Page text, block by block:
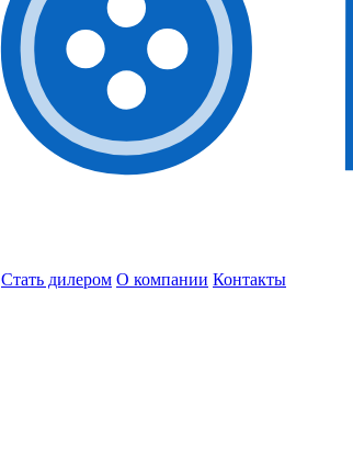
Стать дилером О компании Контакты